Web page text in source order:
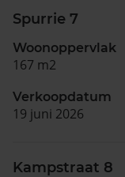
Spurrie 7
Woonoppervlak
167 m2
Verkoopdatum
19 juni 2026
Kampstraat 8